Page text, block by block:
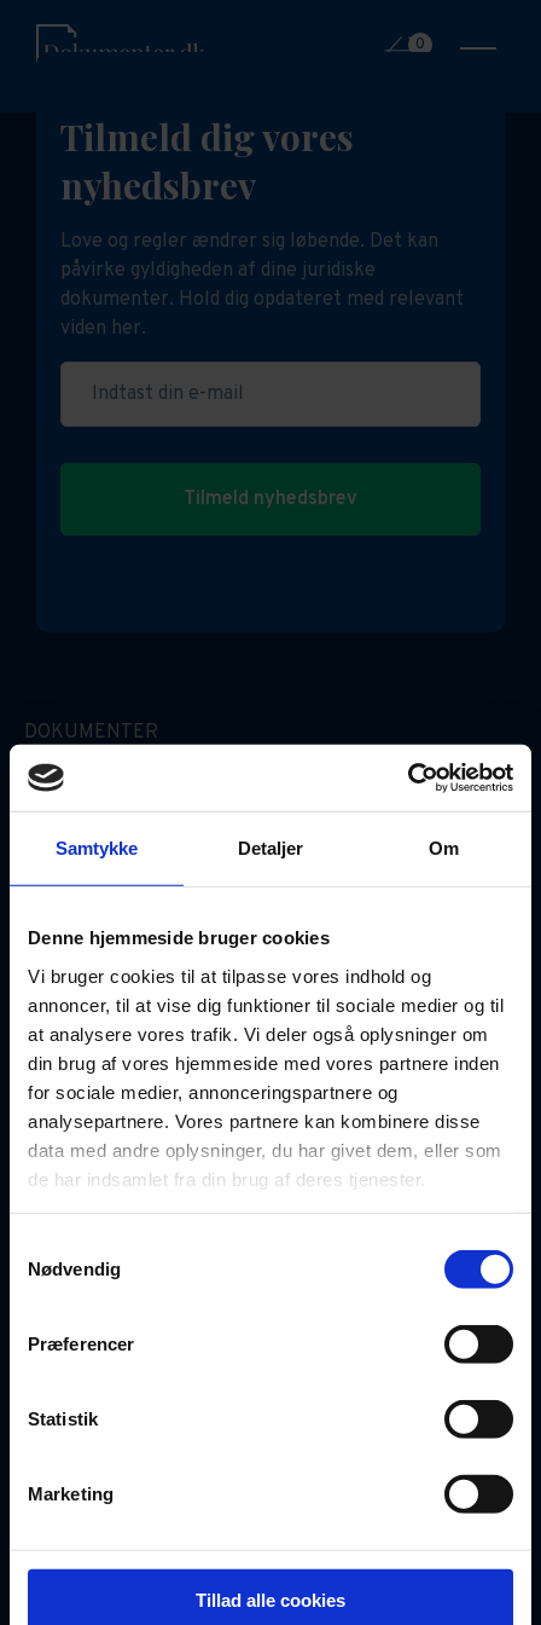
Samtykke Detaljer Om
Denne hjemmeside bruger cookies
Vi bruger cookies til at tilpasse vores indhold og
annoncer, til at vise dig funktioner til sociale medier og til
at analysere vores trafik. Vi deler også oplysninger om
din brug af vores hjemmeside med vores partnere inden
for sociale medier, annonceringspartnere og
analysepartnere. Vores partnere kan kombinere disse
data med andre oplysninger, du har givet dem, eller som
de har indsamlet fra din brug af deres tjenester.
Nødvendig
Præferencer
Statistik
Marketing
Tillad alle cookies
0
Tilmeld dig vores
nyhedsbrev
Love og regler ændrer sig løbende. Det kan
påvirke gyldigheden af dine juridiske
dokumenter. Hold dig opdateret med relevant
viden her.
Indtast din e-mail
Tilmeld nyhedsbrev
DOKUMENTER
Erhvervslejekontrakt (Simpel)
Gældsbrev
Fuldmagter
GOD VIDEN
Oversigt over dokumenter
For privatrådgivere
Opret gratis profil
Vælg abonnement